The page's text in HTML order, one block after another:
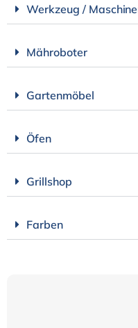
Werkzeug /
Mähroboter
Gartenmöbel
Öfen
Grillshop
Farben